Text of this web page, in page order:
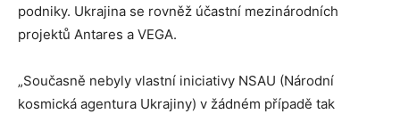
podniky. Ukrajina se rovněž účastní mezinárodních
projektů Antares a VEGA.
„Současně nebyly vlastní iniciativy NSAU (Národní
kosmická agentura Ukrajiny) v žádném případě tak